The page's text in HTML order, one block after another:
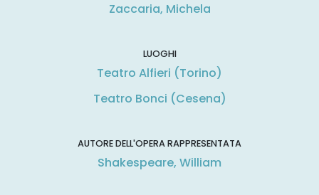
Zaccaria, Michela
LUOGHI
Teatro Alfieri (Torino)
Teatro Bonci (Cesena)
AUTORE DELL'OPERA RAPPRESENTATA
Shakespeare, William